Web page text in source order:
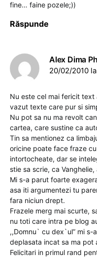
fine… faine pozele;))
Răspunde
Alex Dima
20/02/2010
Nu este cel mai fericit text
vazut texte care pur si
Nu pot sa nu ma revolt
cartea, care sustine ca
Tin sa mentionez ca
oricine poate face fraze
intortocheate, dar se
stie sa scrie, ca
Mi s-a parut foarte
asa iti argumentezi tu
fara niciun drept.
Frazele merg mai scurte,
nu toti care intra pe blog
,,Domnu` cu dex`ul” mi
deplasata incat sa ma pot
Felicitari in primul rand